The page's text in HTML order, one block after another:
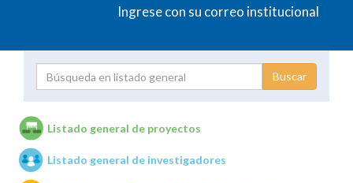
Ingrese con su correo institucional
Unidades de investigación
Listado general de proyectos
Listado general de investigadores